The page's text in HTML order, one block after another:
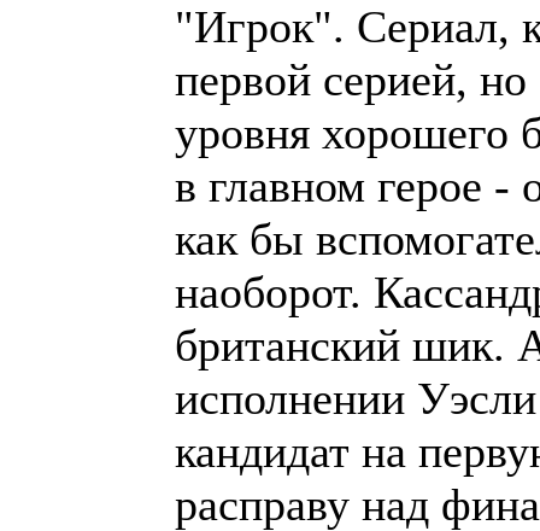
"Игрок". Сериал,
первой серией, но
уровня хорошего
в главном герое -
как бы
наоборот.
британский шик.
исполнении
кандидат на
расправу над